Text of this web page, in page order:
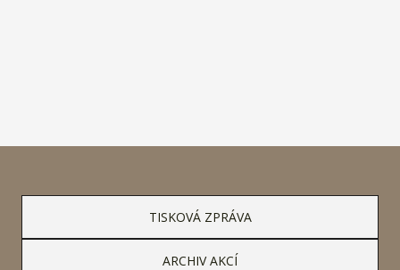
TISKOVÁ ZPRÁVA
ARCHIV AKCÍ